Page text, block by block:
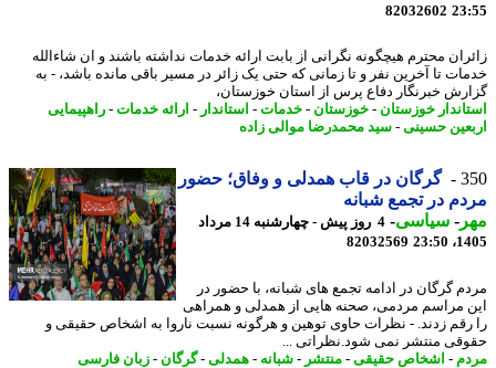
82032602
محترم هیچگونه نگرانی از بابت ارائه خدمات نداشته باشند و ان شاءالله
تا آخرین نفر و تا زمانی که حتی یک زائر در مسیر باقی مانده باشد، - به
خبرنگار دفاع پرس از استان خوزستان،
خوزستان-خوزستان-خدمات-استاندار-ارائه خدمات-راهپیمایی
حسینی-سید محمدرضا موالی زاده
گرگان در قاب همدلی و وفاق؛ حضور
در تجمع شبانه
-سیاسی-
4 روز پیش - چهارشنبه 14 مرداد
82032569
گرگان در ادامه تجمع های شبانه، با حضور در
مراسم مردمی، صحنه هایی از همدلی و همراهی
زدند. - نظرات حاوی توهین و هرگونه نسبت ناروا به اشخاص حقیقی و
منتشر نمی شود.نظراتی ...
- اشخاص حقیقی-منتشر-شبانه-همدلی-گرگان -زبان فارسی